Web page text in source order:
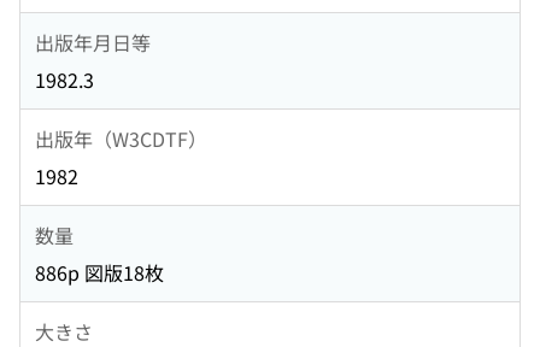
出版年月日等
1982.3
出版年（W3CDTF）
1982
数量
886p 図版18枚
大きさ